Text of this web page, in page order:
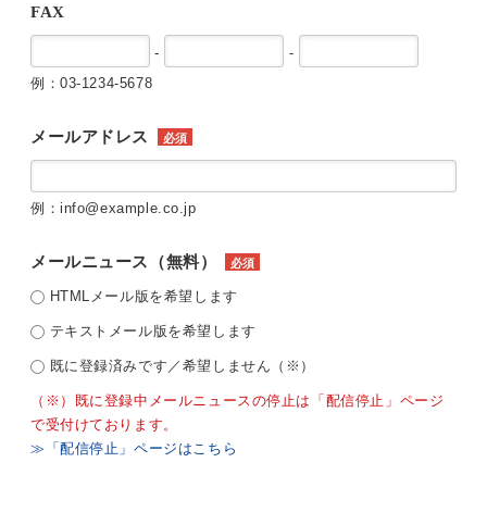
FAX
-
-
例：03-1234-5678
メールアドレス 必須
例：info@example.co.jp
メールニュース（無料） 必須
HTMLメール版を希望します
テキストメール版を希望します
既に登録済みです／希望しません（※）
（※）既に登録中メールニュースの停止は「配信停止」ページ
で受付けております。
≫「配信停止」ページはこちら